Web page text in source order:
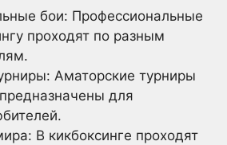
бои: Профессиональные
проходят по разным
Аматорские турниры
для
В кикбоксинге проходят